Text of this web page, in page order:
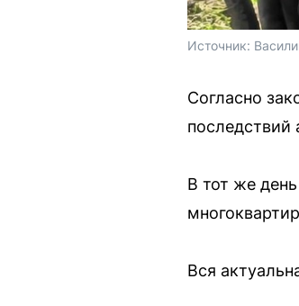
Источник:
Согласно
В тот же
Вся